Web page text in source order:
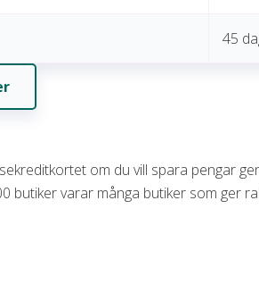
45
om du vill spara pengar
butiker varar många butiker som ger